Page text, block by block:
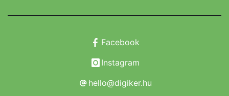
Facebook
Instagram
hello@digiker.hu